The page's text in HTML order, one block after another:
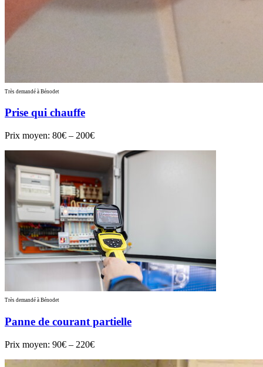
Très demandé à Bénodet
Prise qui chauffe
Prix moyen: 80€ – 200€
Très demandé à Bénodet
Panne de courant partielle
Prix moyen: 90€ – 220€